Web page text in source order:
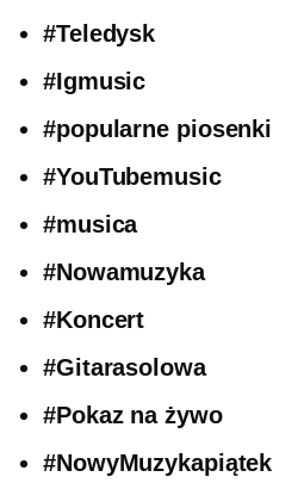
#Teledysk
#Igmusic
#popularne piosenki
#YouTubemusic
#musica
#Nowamuzyka
#Koncert
#Gitarasolowa
#Pokaz na żywo
#NowyMuzykapiątek